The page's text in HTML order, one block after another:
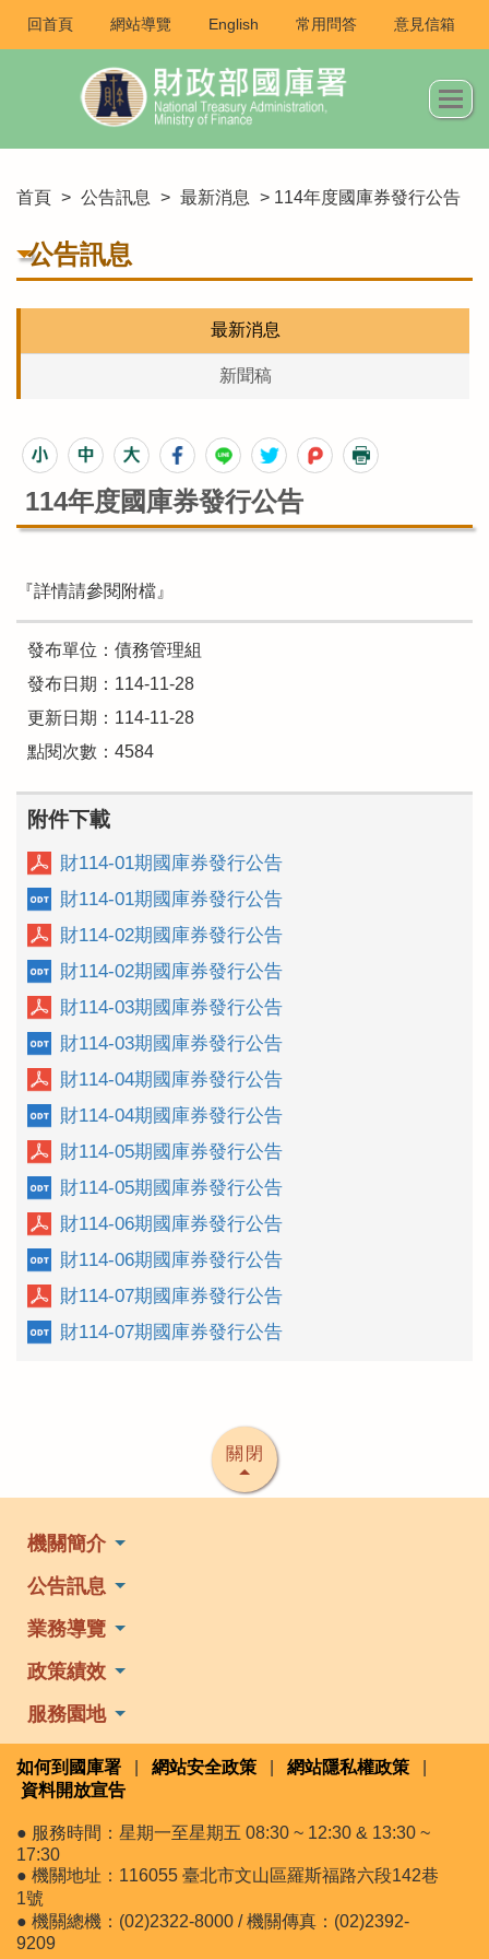
回首頁 網站導覽 English 常用問答 意見信箱
首頁 > 公告訊息 > 最新消息 > 114年度國庫券發行公告
公告訊息
最新消息
新聞稿
114年度國庫券發行公告
『詳情請參閱附檔』
發布單位：債務管理組
發布日期：114-11-28
更新日期：114-11-28
點閱次數：4584
附件下載
財114-01期國庫券發行公告
財114-01期國庫券發行公告
財114-02期國庫券發行公告
財114-02期國庫券發行公告
財114-03期國庫券發行公告
財114-03期國庫券發行公告
財114-04期國庫券發行公告
財114-04期國庫券發行公告
財114-05期國庫券發行公告
財114-05期國庫券發行公告
財114-06期國庫券發行公告
財114-06期國庫券發行公告
財114-07期國庫券發行公告
財114-07期國庫券發行公告
關閉
機關簡介
公告訊息
業務導覽
政策績效
服務園地
如何到國庫署 網站安全政策 網站隱私權政策
資料開放宣告
● 服務時間：星期一至星期五 08:30 ~ 12:30 & 13:30 ~
17:30
● 機關地址：116055 臺北市文山區羅斯福路六段142巷
1號
● 機關總機：(02)2322-8000 / 機關傳真：(02)2392-
9209